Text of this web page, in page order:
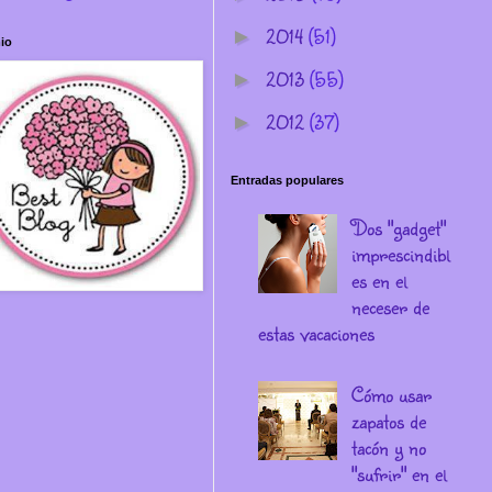
► 2014(51)
► 2013(55)
► 2012(37)
Entradas populares
Dos "gadget"
imprescindibl
es en el
neceser de
estas vacaciones
Cómo usar
zapatos de
tacón y no
"sufrir" en el